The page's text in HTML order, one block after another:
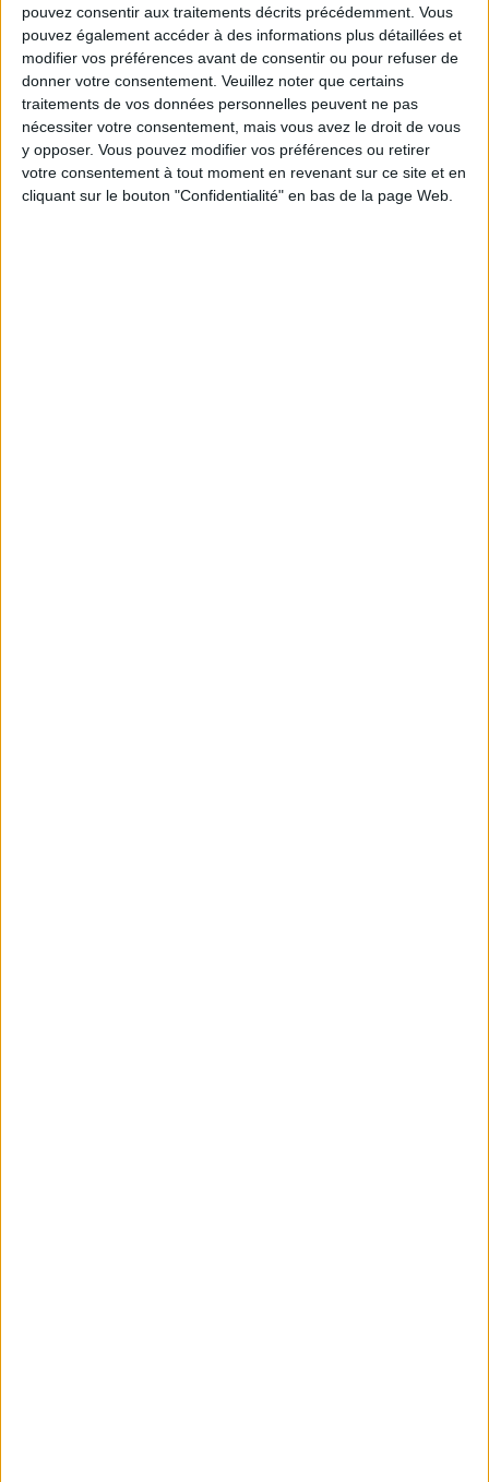
pouvez consentir aux traitements décrits précédemment. Vous
pouvez également accéder à des informations plus détaillées et
modifier vos préférences avant de consentir ou pour refuser de
donner votre consentement. Veuillez noter que certains
traitements de vos données personnelles peuvent ne pas
nécessiter votre consentement, mais vous avez le droit de vous
y opposer. Vous pouvez modifier vos préférences ou retirer
votre consentement à tout moment en revenant sur ce site et en
cliquant sur le bouton "Confidentialité" en bas de la page Web.
Inscrivez-vous à notre newsletter